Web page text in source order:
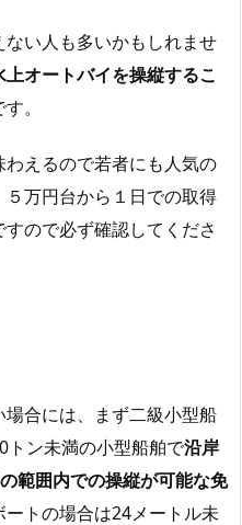
い人も多いかもしれませ
オートバイを操縦するこ
。
えるので若者にも人気の
万円台から１日での取得
ので必ず確認してくださ
合には、まず二級小型船
トン未満の小型船舶で沿岸
範囲内での操縦が可能な免
トの場合は24メートル未